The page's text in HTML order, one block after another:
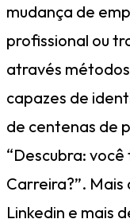
mudança de
profissional ou
através
capazes de
de centenas de
“Descubra:
Carreira?”. Mais
Linkedin e mais